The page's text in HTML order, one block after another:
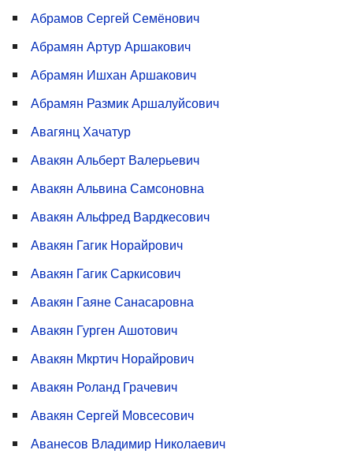
Абрамов Сергей Семёнович
Абрамян Артур Аршакович
Абрамян Ишхан Аршакович
Абрамян Размик Аршалуйсович
Авагянц Хачатур
Авакян Альберт Валерьевич
Авакян Альвина Самсоновна
Авакян Альфред Вардкесович
Авакян Гагик Норайрович
Авакян Гагик Саркисович
Авакян Гаяне Санасаровна
Авакян Гурген Ашотович
Авакян Мкртич Норайрович
Авакян Роланд Грачевич
Авакян Сергей Мовсесович
Аванесов Владимир Николаевич